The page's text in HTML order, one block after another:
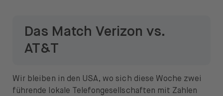
Das Match Verizon vs.
AT&T
Wir bleiben in den USA, wo sich diese Woche zwei
führende lokale Telefongesellschaften mit Zahlen